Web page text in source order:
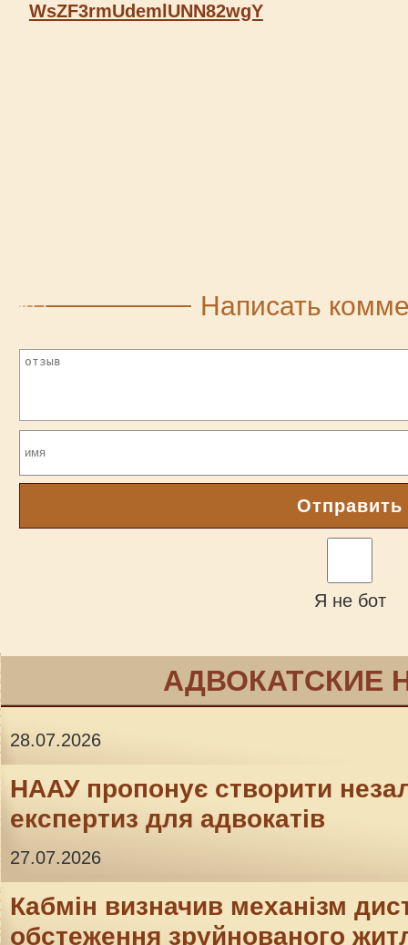
WsZF3rmUdemlUNN82wgY
Написать
Отправить
Я не бот
АДВОКАТСКИЕ
28.07.2026
НААУ пропонує створити
експертиз для адвокатів
27.07.2026
Кабмін визначив механізм
обстеження зруйнованого